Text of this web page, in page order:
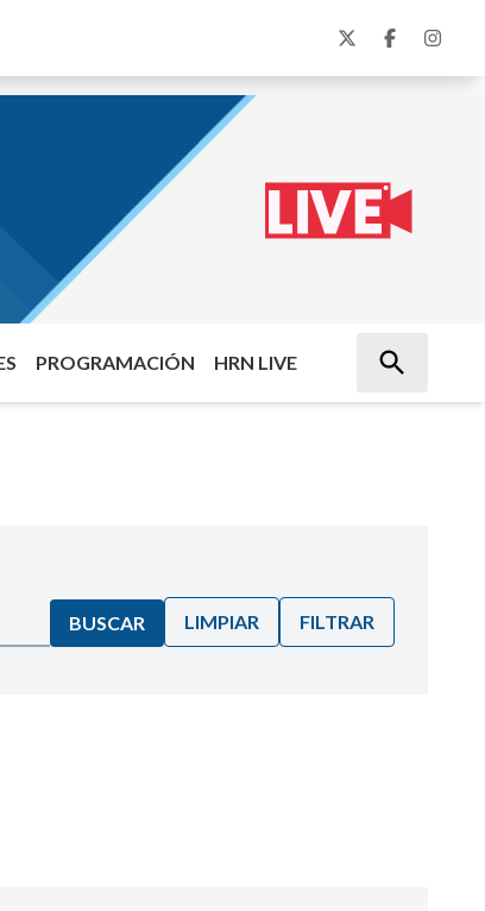
PROGRAMACIÓN HRN LIVE
BUSCAR LIMPIAR FILTRAR